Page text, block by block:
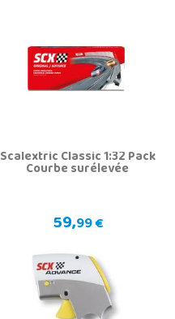
Scalextric Classic 1:32 Pack
Courbe surélevée
59,99 €